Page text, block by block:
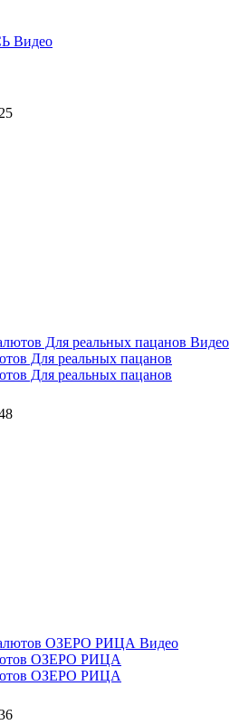
Видео
25
Видео
Для реальных пацанов
Для реальных пацанов
Видео
ОЗЕРО РИЦА
ОЗЕРО РИЦА